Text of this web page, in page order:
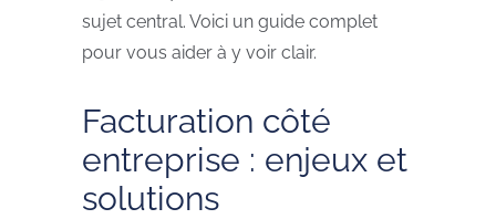
sujet central. Voici un guide complet
pour vous aider à y voir clair.
Facturation côté
entreprise : enjeux et
solutions